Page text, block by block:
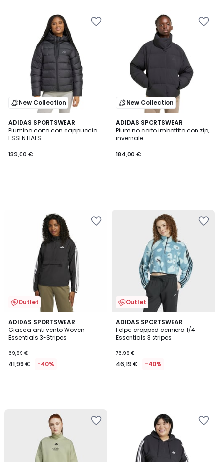
New Collection
ADIDAS SPORTSWEAR
Piumino corto con cappuccio
ESSENTIALS
139,00 €
New Collection
ADIDAS SPORTSWEAR
Piumino corto imbottito con zip,
invernale
184,00 €
Outlet
ADIDAS SPORTSWEAR
Giacca anti vento Woven
Essentials 3-Stripes
69,99 €
41,99 € -40%
Outlet
ADIDAS SPORTSWEAR
Felpa cropped cerniera 1/4
Essentials 3 stripes
76,99 €
46,19 € -40%